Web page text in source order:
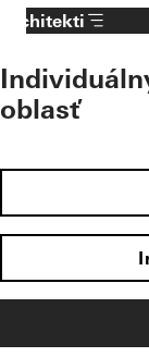
Architekti
oblasť